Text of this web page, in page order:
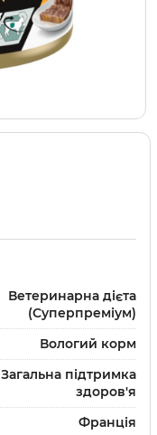
Ветеринарна дієта
(Суперпреміум)
Вологий корм
Загальна підтримка
здоров'я
Франція